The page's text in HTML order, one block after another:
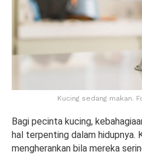
Kucing sedang makan.
Bagi pecinta kucing,
hal terpenting dalam hidupnya.
mengherankan bila mereka